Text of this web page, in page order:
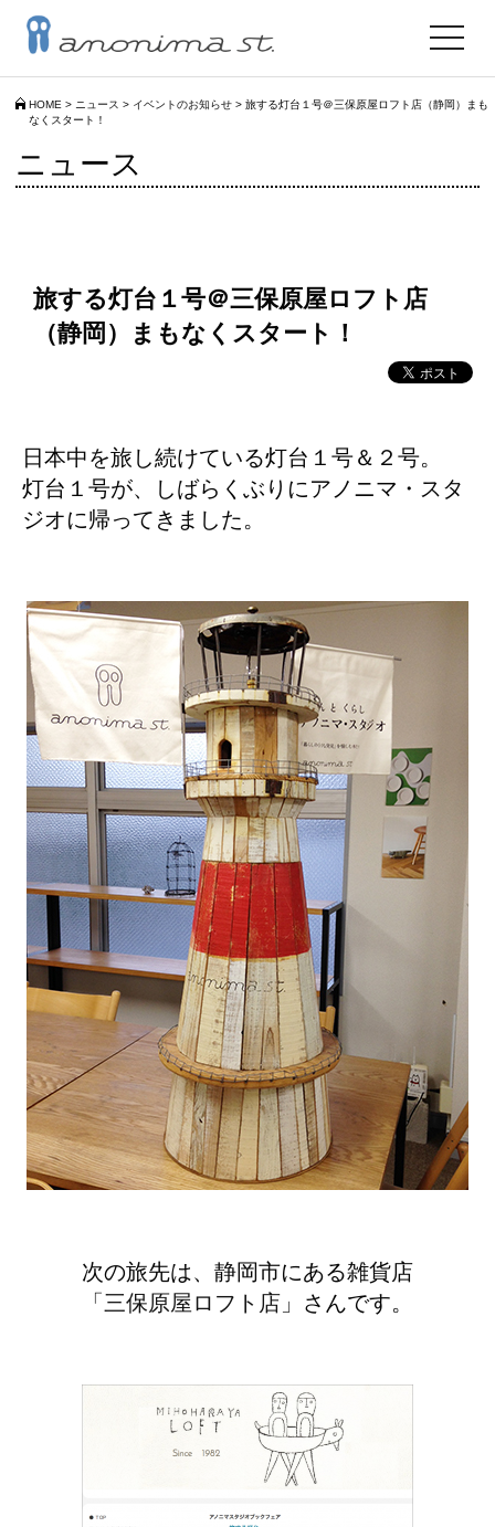
HOME > ニュース > イベントのお知らせ > 旅する灯台１号＠三保原屋ロフト店（静岡）まも
なくスタート！
toggle
ニュース
旅する灯台１号＠三保原屋ロフト店
（静岡）まもなくスタート！
日本中を旅し続けている灯台１号＆２号。
灯台１号が、しばらくぶりにアノニマ・スタ
ジオに帰ってきました。
次の旅先は、静岡市にある雑貨店
「三保原屋ロフト店」 さんです。